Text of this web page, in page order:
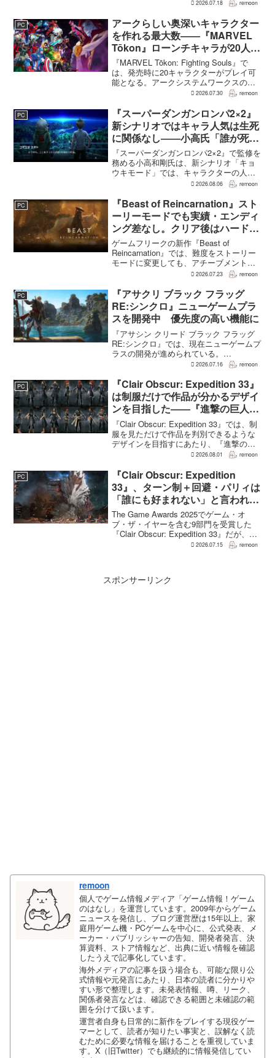
何度も挑戦すれば先へ進める...
2026.07.18 remoon
PC
アークらしい奥深いキャラクター
を作れる最大数――『MARVEL
Tōkon』ローンチキャラが20人に
なった理由
『MARVEL Tōkon: Fighting Souls』で
は、発売時に20キャラクターがプレイ可
能となる。アークシステムワークスの山
中丈嗣プロデューサーは、この人数につ
果だと説明。そのうえで、同社らし...
2026.07.30 remoon
PC
『スーパーダンガンロンパ2×2』
新シナリオではキャラ人気は生死
に関係なし――小高氏「誰が死ん
でもヘイトメールは送らないで」
『スーパーダンガンロンパ2×2』で監修を
務める小高和剛氏は、新シナリオ「キョ
ウキモード」では、キャラクターの人気
にかかわらず退場させるとRPG Siteのイ
作と変わることで、これまで見られなか
った一面がよ...
2026.08.06 remoon
PC
『Beast of Reincarnation』スト
ーリーモードでも実績・エンディ
ング差なし。クリア後はハード超
えのNEW GAME+も
ゲームフリークの新作『Beast of
Reincarnation』では、難度をストーリー
モードに変更しても、アチーブメントや
収集要素、エンディングに違いはない。
難度のNEW GAME+も用意されてい
る。...
2026.07.23 remoon
PC
『アサクリ ブラック フラッグ
RE:シンクロ』ニューゲームプラ
スを開発中 優先度の高い機能に
『アサシン クリード ブラック フラッグ
RE:シンクロ』では、現在ニューゲームプ
ラスの開発が進められている。
GamesRadar+によると、ゲームディレク
JorRaptor氏による...
2026.07.16 remoon
PC
『Clair Obscur: Expedition 33』
は制服だけで作品が分かるデザイ
ンを目指した――『進撃の巨人』
の制服と『BLEACH』のキャラ
造形が影響
『Clair Obscur: Expedition 33』では、制
服を見ただけで作品を判別できるような
デザインを目指すにあたり、『進撃の巨
人』を参考にしたという。あわせて、キ
ルで印象に残るデザインから...
2026.08.01 remoon
PC
『Clair Obscur: Expedition
33』、ターン制＋回避・パリィは
「誰にも好まれない」と言われて
いた 開発陣は実際に遊んだ面白
さを優先
The Game Awards 2025でゲーム・オ
ブ・ザ・イヤーを含む9部門を受賞した
『Clair Obscur: Expedition 33』だが、タ
ーン制バトルに回避やパリィを組み合わ
2026.07.15 remoon
スポンサーリンク
remoon
個人でゲーム情報メディア「ゲーム情報！ゲーム
のはなし」を運営しています。2009年からゲーム
ニュースを発信し、ブログ運営歴は15年以上。家
庭用ゲーム機・PCゲームを中心に、公式発表、メ
ーカー・パブリッシャーの告知、開発者発言、決
算資料、ストア情報など、出典に近い情報を確認
したうえで記事化しています。
海外メディアの記事を扱う場合も、可能な限り公
式情報や元発言にあたり、日本の読者に分かりや
すい形で整理します。未発表情報、噂、リーク、
関係者発言などは、確認できる範囲と未確認の範
囲を分けて扱います。
運営者自身も日常的に新作をプレイする現役ゲー
マーとして、読者が知りたい事実と、誤解なく読
むために必要な情報を届けることを重視していま
す。X（旧Twitter）でも継続的に情報発信してい